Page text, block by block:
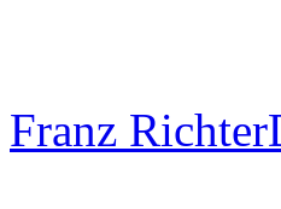
Franz Richter